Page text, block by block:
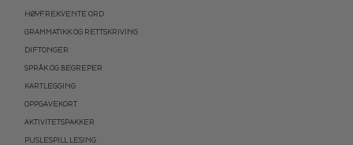
HØYFREKVENTE ORD
GRAMMATIKK OG RETTSKRIVING
DIFTONGER
SPRÅK OG BEGREPER
KARTLEGGING
OPPGAVEKORT
AKTIVITETSPAKKER
PUSLESPILL LESING